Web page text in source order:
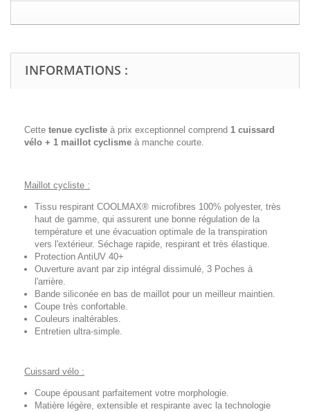
INFORMATIONS :
Cette tenue cycliste à prix exceptionnel comprend 1 cuissard
vélo + 1 maillot cyclisme à manche courte.
Maillot cycliste :
Tissu respirant COOLMAX® microfibres 100% polyester, très
haut de gamme, qui assurent une bonne régulation de la
température et une évacuation optimale de la transpiration
vers l'extérieur. Séchage rapide, respirant et très élastique.
Protection AntiUV 40+
Ouverture avant par zip intégral dissimulé, 3 Poches à
l'arrière.
Bande siliconée en bas de maillot pour un meilleur maintien.
Coupe très confortable.
Couleurs inaltérables.
Entretien ultra-simple.
Cuissard vélo :
Coupe épousant parfaitement votre morphologie.
Matière légère, extensible et respirante avec la technologie